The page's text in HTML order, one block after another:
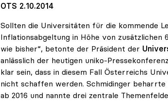
OTS 2.10.2014
Sollten die Universitäten für die kommende
Inflationsabgeltung in Höhe von zusätzlichen
wie bisher“, betonte der Präsident der
anlässlich der heutigen uniko-
klar sein, dass in diesem Fall Österreichs
nicht schaffen werden. Schmidinger
ab 2016 und nannte drei zentrale